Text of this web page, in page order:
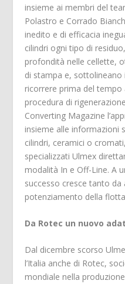
insieme ai membri del
Polastro e Corrado
inedito e di efficacia
cilindri ogni tipo di
profondità nelle cellette,
di stampa e, sottolineano
ricorrere prima del tempo
procedura di
Converting Magazine
insieme alle informazioni
cilindri, ceramici o
specializzati Ulmex
modalità In e Off-Line. A
successo cresce tanto da
potenziamento della
Da Rotec un nuovo
Dal dicembre scorso
l’Italia anche di Rotec,
mondiale nella